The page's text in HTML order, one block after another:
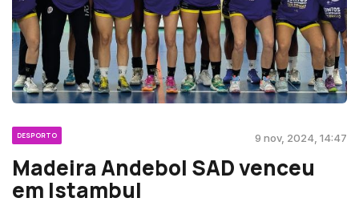
DESPORTO 9 nov, 2024, 14:47
Madeira Andebol SAD venceu
em Istambul